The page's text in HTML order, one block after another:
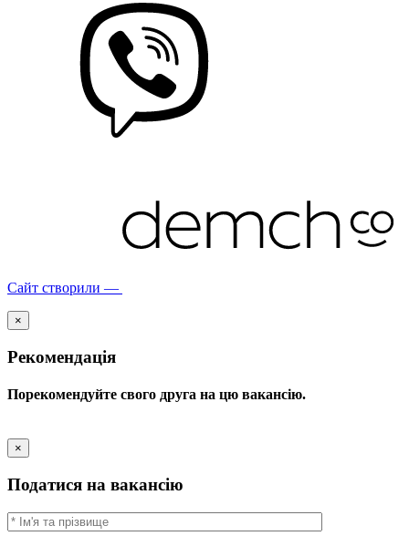
Сайт створили —
×
Рекомендація
Порекомендуйте свого друга на цю вакансію.
×
Податися на вакансію